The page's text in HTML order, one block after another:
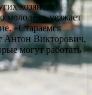
хозяйств
молодёжь уезжает
«Стараемся
Антон Викторович,
могут работать